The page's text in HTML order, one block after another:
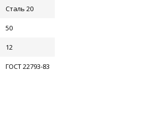
Сталь 20
50
12
ГОСТ 22793-83